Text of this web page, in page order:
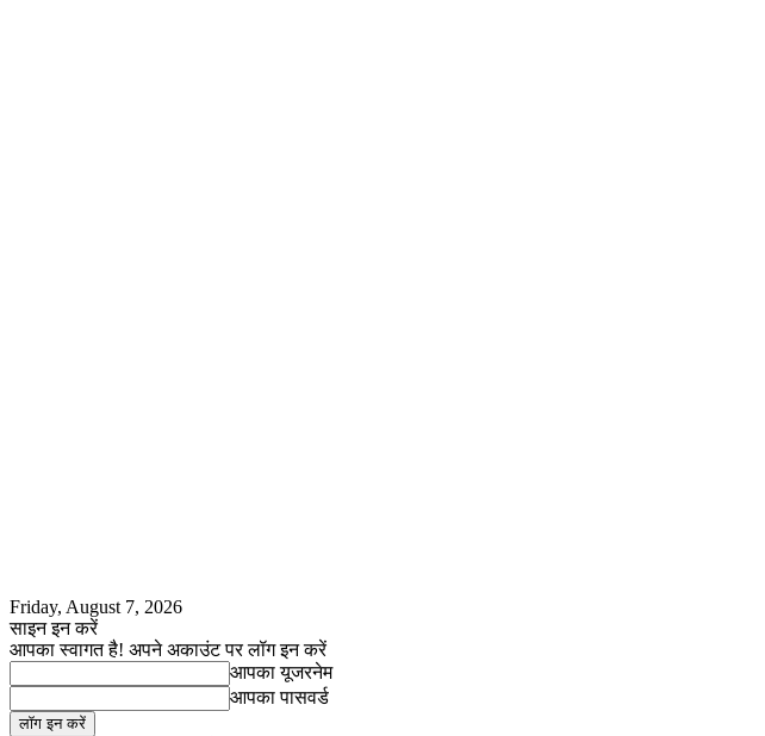
Friday, August 7, 2026
साइन इन करें
आपका स्वागत है! अपने अकाउंट पर लॉग इन करें
आपका यूजरनेम
आपका पासवर्ड